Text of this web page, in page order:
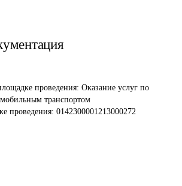
проведения: Оказание услуг по
транспортом
проведения: 0142300001213000272